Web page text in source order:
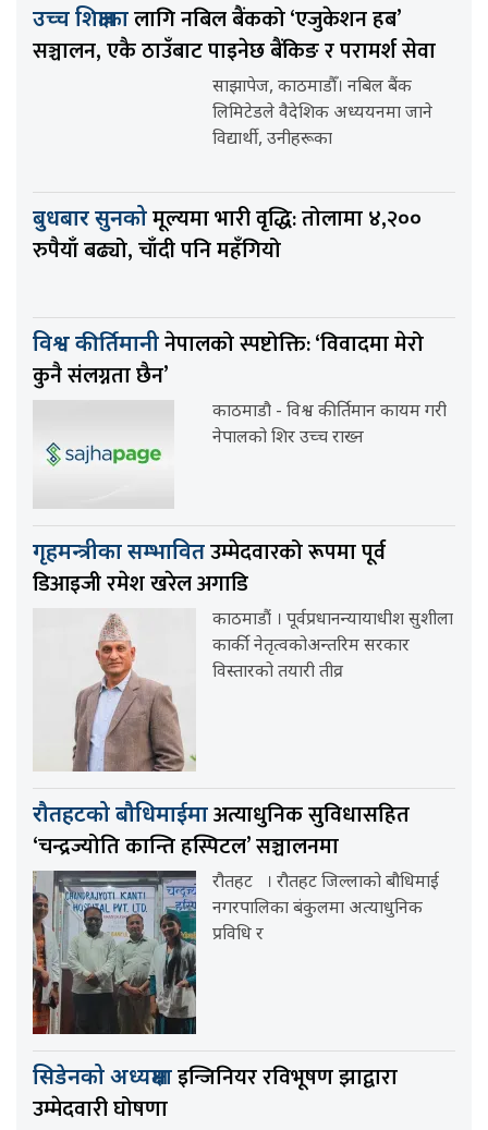
उच्च शिक्षाकालागि नबिल बैंकको ‘एजुकेशन हब’
सञ्चालन, एकै ठाउँबाट पाइनेछ बैंकिङ र परामर्श सेवा
साझापेज, काठमाडौँ। नबिल बैंक
लिमिटेडले वैदेशिक अध्ययनमा जाने
विद्यार्थी, उनीहरूका
बुधबार सुनकोमूल्यमा भारी वृद्धि: तोलामा ४,२००
रुपैयाँ बढ्यो, चाँदी पनि महँगियो
विश्व कीर्तिमानीनेपालको स्पष्टोक्ति: ‘विवादमा मेरो
कुनै संलग्नता छैन’
काठमाडौ - विश्व कीर्तिमान कायम गरी
नेपालको शिर उच्च राख्न
गृहमन्त्रीका सम्भावितउम्मेदवारको रूपमा पूर्व
डिआइजी रमेश खरेल अगाडि
काठमाडौं । पूर्वप्रधानन्यायाधीश सुशीला
कार्की नेतृत्वकोअन्तरिम सरकार
विस्तारको तयारी तीव्र
रौतहटको बौधिमाईमाअत्याधुनिक सुविधासहित
‘चन्द्रज्योति कान्ति हस्पिटल’ सञ्चालनमा
रौतहट । रौतहट जिल्लाको बौधिमाई
नगरपालिका बंकुलमा अत्याधुनिक
प्रविधि र
सिडेनको अध्यक्षमाइन्जिनियर रविभूषण झाद्वारा
उम्मेदवारी घोषणा